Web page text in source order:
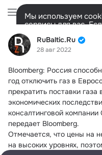
RuBaltic.Ru
28 авг 2022
Bloomberg: Россия
год отключить газ в
прекратить поставки
экономических
консалтинговой
передает Bloomberg.
Отмечается, что цены на
на высоких уровнях,
Мы используем
сервисы для вас.
настроить cookie-
представитель.
Разрешить все
RuBaltic.Ru
Лента
Дополнительная
колонка
Всё Обсуждаемые